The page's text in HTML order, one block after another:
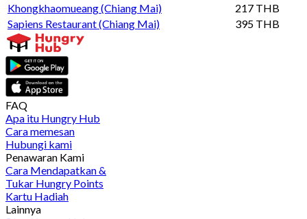
Khongkhaomueang (Chiang Mai)
217 THB
Sapiens Restaurant (Chiang Mai)
395 THB
FAQ
Apa itu Hungry Hub
Cara memesan
Hubungi kami
Penawaran Kami
Cara Mendapatkan &
Tukar Hungry Points
Kartu Hadiah
Lainnya